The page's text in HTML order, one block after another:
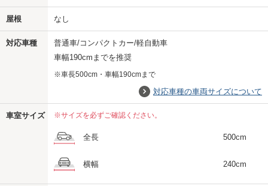
屋根 なし
対応車種
普通車/コンパクトカー/軽自動車
車幅190cmまでを推奨
※車長500cm・車幅190cmまで
対応車種の車両サイズについて
車室サイズ ※サイズを必ずご確認ください。
全長 500cm
横幅 240cm